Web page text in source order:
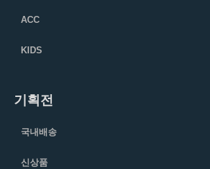
ACC
KIDS
기획전
국내배송
신상품